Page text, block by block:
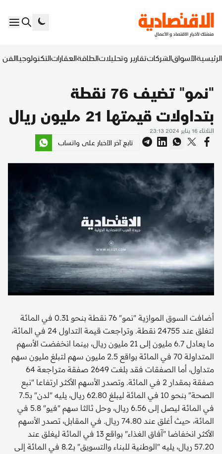
الرئيسيةالأسواقالشركاتتقارير وتحليلاتالطاقةالعقاراتالتكنولوجياالفن
"نمو" تضيف 76 نقطة
بتداولات قيمتها 21 مليون ريال
الثلاثاء 16 يناير 2024 23:13
تابع آخر الأخبار على واتساب
أضافت السوق الموازية "نمو" 76 نقطة بنحو 0.31 في المائة
لتغلق عند 24755 نقطة. وتراجعت قيمة التداول 24 في المائة،
ما يعادل 6.7 مليون إلى 21 مليون ريال، بينما انخفضت الأسهم
المتداولة 70 في المائة بواقع 2.5 مليون سهم لتبلغ مليون سهم
متداول، أما الصفقات فقد بلغت 2649 صفقة متراجعة 64
صفقة بمقدار 2 في المائة. وتصدر الأسهم الأكثر ارتفاعا "نبع
الصحة" بنحو 10 في المائة ليبلغ 62.80 ريال، يليه "لدن" بـ7.5
في المائة ليصل إلى 6.56 ريال، وحل ثالثا سهم "فيو" 5.8 في
المائة، حيث أغلق عند 74.80 ريال. في المقابل، تصدر الأسهم
الأكثر انخفاضا "آفاق الغذاء" بواقع 13 في المائة ليغلق عند
57.20 ريال، يليه "الوطنية للبناء والتسويق" بـ8.2 في المائة إلى